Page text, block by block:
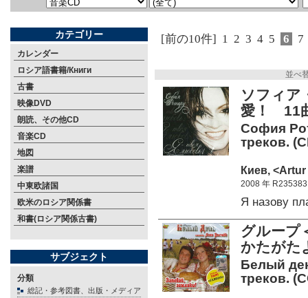
カテゴリー
カレンダー
ロシア語書籍/Книги
古書
映像DVD
朗読、その他CD
音楽CD
地図
楽譜
中東欧諸国
欧米のロシア関係書
和書(ロシア関係古書)
サブジェクト
分類
総記・参考図書、出版・メディア
[前の10件] 1 2 3 4 5 6 7
並べ
ソフィ
愛！ 11
София
треков.
Киев,
2008 年 R235383
Я назову
グループ
かたが
Белый
треков.